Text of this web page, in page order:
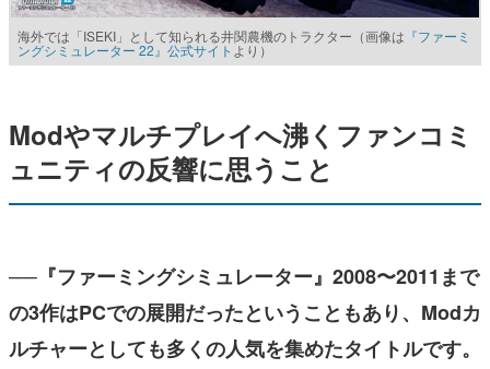
海外では「ISEKI」として知られる井関農機のトラクター（画像は 『ファーミ
ングシミュレーター 22』公式サイト より）
Modやマルチプレイへ沸くファンコミ
ュニティの反響に思うこと
──『ファーミングシミュレーター』2008〜2011まで
の3作はPCでの展開だったということもあり、Modカ
ルチャーとしても多くの人気を集めたタイトルです。